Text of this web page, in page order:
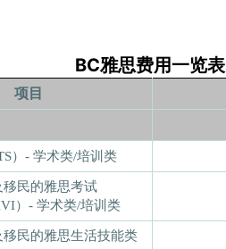
BC雅思费用一览表
项目
）- 学术类/培训类
民的雅思考试
）- 学术类/培训类
民的雅思生活技能类